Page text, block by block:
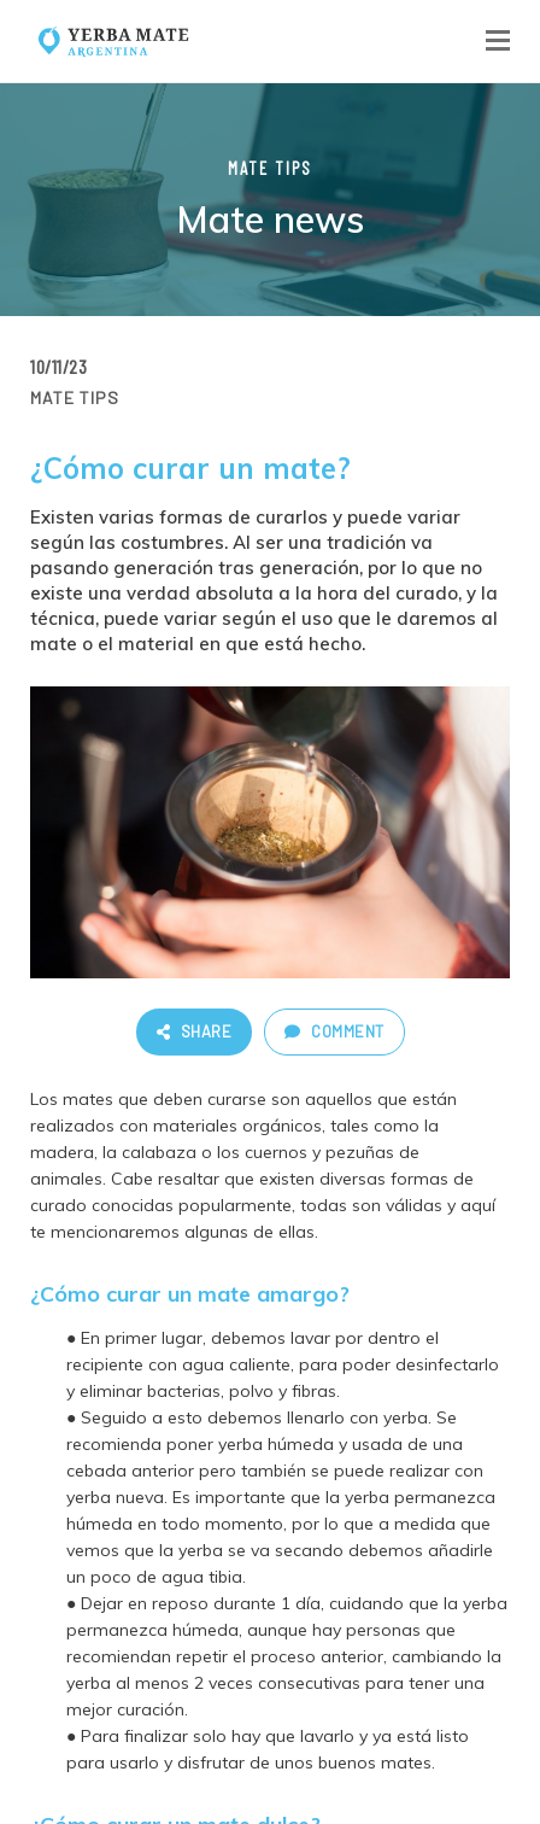
MATE TIPS
Mate news
10/11/23
MATE TIPS
¿Cómo curar un mate?
Existen varias formas de curarlos y puede variar
según las costumbres. Al ser una tradición va
pasando generación tras generación, por lo que no
existe una verdad absoluta a la hora del curado, y la
técnica, puede variar según el uso que le daremos al
mate o el material en que está hecho.
SHARE COMMENT
Los mates que deben curarse son aquellos que están
realizados con materiales orgánicos, tales como la
madera, la calabaza o los cuernos y pezuñas de
animales. Cabe resaltar que existen diversas formas de
curado conocidas popularmente, todas son válidas y aquí
te mencionaremos algunas de ellas.
¿Cómo curar un mate amargo?
● En primer lugar, debemos lavar por dentro el
recipiente con agua caliente, para poder desinfectarlo
y eliminar bacterias, polvo y fibras.
● Seguido a esto debemos llenarlo con yerba. Se
recomienda poner yerba húmeda y usada de una
cebada anterior pero también se puede realizar con
yerba nueva. Es importante que la yerba permanezca
húmeda en todo momento, por lo que a medida que
vemos que la yerba se va secando debemos añadirle
un poco de agua tibia.
● Dejar en reposo durante 1 día, cuidando que la yerba
permanezca húmeda, aunque hay personas que
recomiendan repetir el proceso anterior, cambiando la
yerba al menos 2 veces consecutivas para tener una
mejor curación.
● Para finalizar solo hay que lavarlo y ya está listo
para usarlo y disfrutar de unos buenos mates.